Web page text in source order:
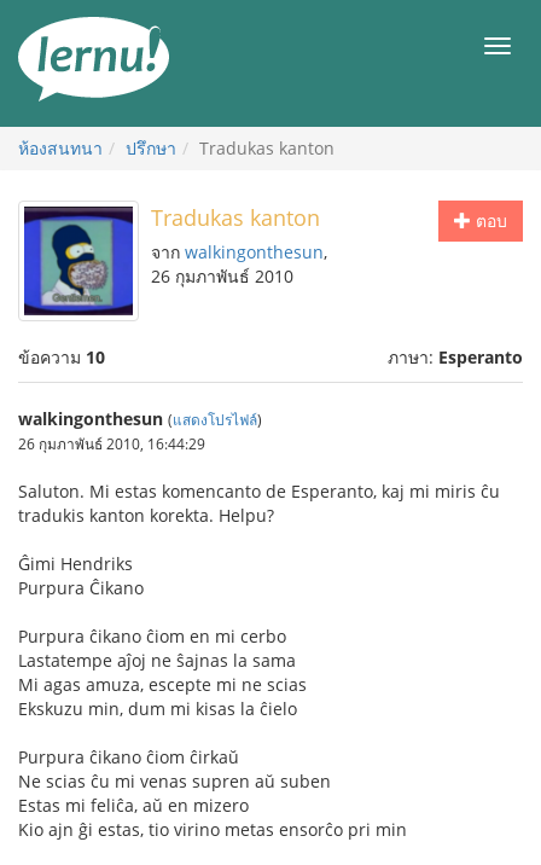
สารบัญ
เมนู
ห้องสนทนา ปรึกษา Tradukas kanton
ตอบ
Tradukas kanton
จาก walkingonthesun,
26 กุมภาพันธ์ 2010
ข้อความ 10 ภาษา: Esperanto
walkingonthesun (แสดงโปรไฟล์)
26 กุมภาพันธ์ 2010, 16:44:29
Saluton. Mi estas komencanto de Esperanto, kaj mi miris ĉu
tradukis kanton korekta. Helpu?
Ĝimi Hendriks
Purpura Ĉikano
Purpura ĉikano ĉiom en mi cerbo
Lastatempe aĵoj ne ŝajnas la sama
Mi agas amuza, escepte mi ne scias
Ekskuzu min, dum mi kisas la ĉielo
Purpura ĉikano ĉiom ĉirkaŭ
Ne scias ĉu mi venas supren aŭ suben
Estas mi feliĉa, aŭ en mizero
Kio ajn ĝi estas, tio virino metas ensorĉo pri min